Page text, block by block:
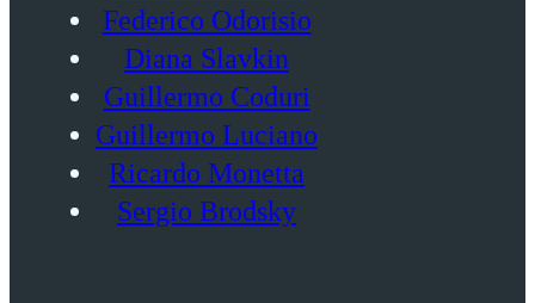
Federico Odorisio
Diana Slavkin
Guillermo Coduri
Guillermo Luciano
Ricardo Monetta
Sergio Brodsky